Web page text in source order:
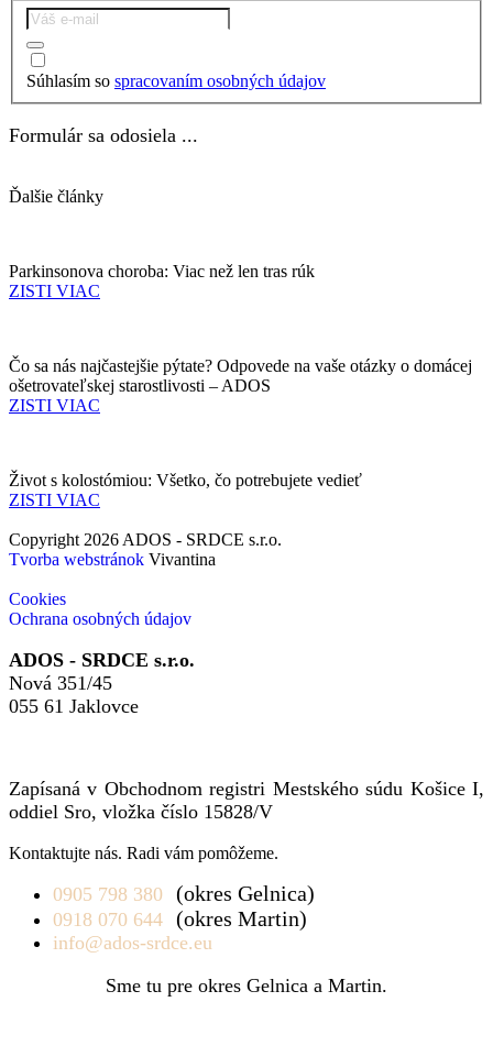
Súhlasím so spracovaním osobných údajov
Formulár sa odosiela ...
Ďalšie články
Parkinsonova choroba: Viac než len tras rúk
ZISTI VIAC
Čo sa nás najčastejšie pýtate? Odpovede na vaše otázky o domácej
ošetrovateľskej starostlivosti – ADOS
ZISTI VIAC
Život s kolostómiou: Všetko, čo potrebujete vedieť
ZISTI VIAC
Copyright 2026 ADOS - SRDCE s.r.o.
Tvorba webstránok Vivantina
Cookies
Ochrana osobných údajov
ADOS - SRDCE s.r.o.
Nová 351/45
055 61 Jaklovce
Zapísaná v Obchodnom registri Mestského súdu Košice I,
oddiel Sro, vložka číslo 15828/V
Kontaktujte nás. Radi vám pomôžeme.
0905 798 380 (okres Gelnica)
0918 070 644 (okres Martin)
info@ados-srdce.eu
Sme tu pre okres Gelnica a Martin.